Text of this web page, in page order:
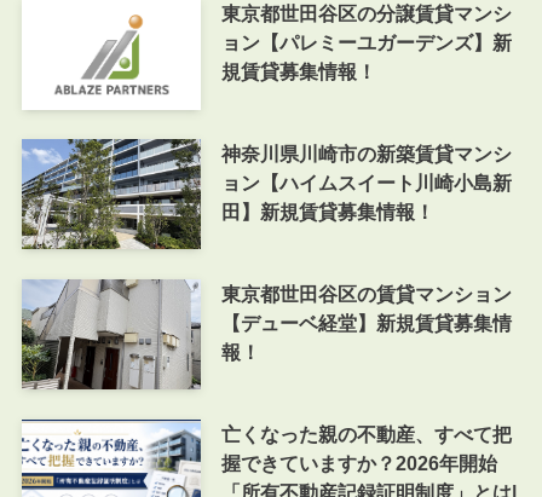
東京都世田谷区の分譲賃貸マンシ
ョン【パレミーユガーデンズ】新
規賃貸募集情報！
神奈川県川崎市の新築賃貸マンシ
ョン【ハイムスイート川崎小島新
田】新規賃貸募集情報！
東京都世田谷区の賃貸マンション
【デューベ経堂】新規賃貸募集情
報！
亡くなった親の不動産、すべて把
握できていますか？2026年開始
「所有不動産記録証明制度」とは|